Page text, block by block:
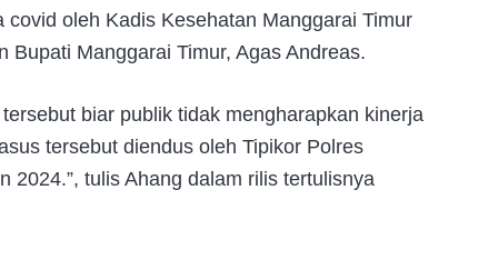
oleh Kadis Kesehatan Manggarai Timur
Bupati Manggarai Timur, Agas Andreas.
biar publik tidak mengharapkan kinerja
tersebut diendus oleh Tipikor Polres
2024.”, tulis Ahang dalam rilis tertulisnya